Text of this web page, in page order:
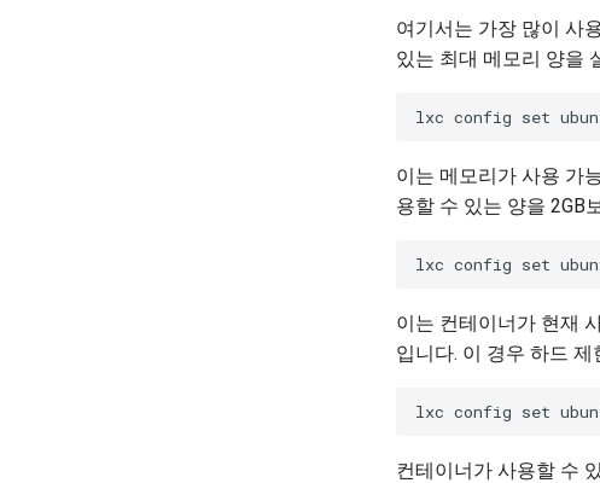
여기서는 가장 많이 사
있는 최대 메모리 양을
이는 메모리가 사용 가
용할 수 있는 양을 2GB
이는 컨테이너가 현재
입니다. 이 경우 하드 제
컨테이너가 사용할 수